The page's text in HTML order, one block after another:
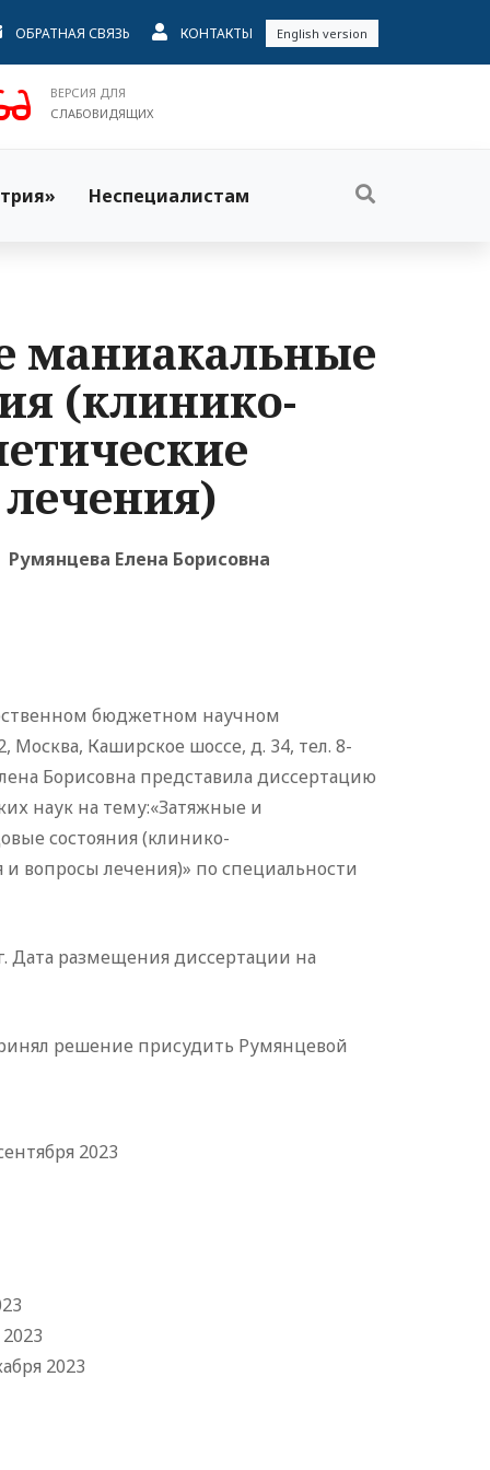
ОБРАТНАЯ СВЯЗЬ КОНТАКТЫ English version
ВЕРСИЯ ДЛЯ
СЛАБОВИДЯЩИХ
Неспециалистам
маниакальные
(клинико-
Румянцева Елена Борисовна
бюджетном научном
Каширское шоссе, д. 34, тел. 8-
Борисовна представила диссертацию
наук на тему:«Затяжные и
состояния (клинико-
вопросы лечения)» по специальности
Дата размещения диссертации на
решение присудить Румянцевой
2023
2023